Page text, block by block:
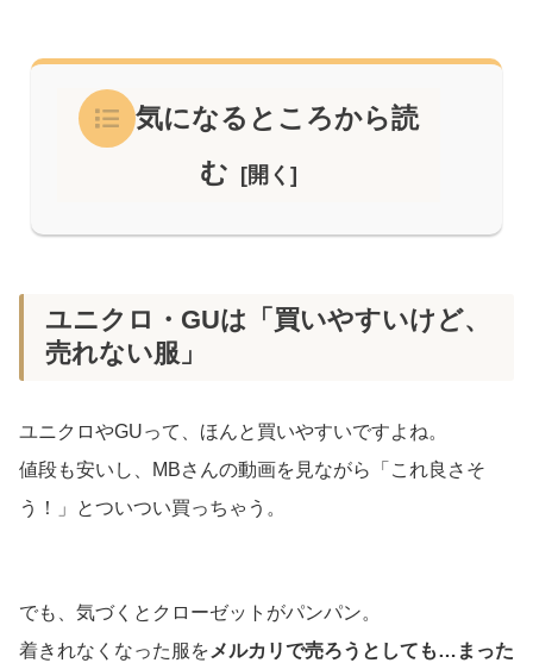
気になるところから読
む
ユニクロ・GUは「買いやすいけど、
売れない服」
ユニクロやGUって、ほんと買いやすいですよね。
値段も安いし、MBさんの動画を見ながら「これ良さそ
う！」とついつい買っちゃう。
でも、気づくとクローゼットがパンパン。
着きれなくなった服を メルカリで売ろうとしても…まった